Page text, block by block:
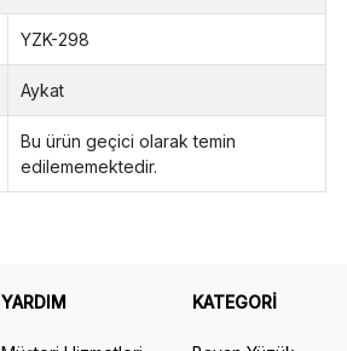
YZK-298
Aykat
Bu ürün geçici olarak temin
edilememektedir.
YARDIM KATEGORİ